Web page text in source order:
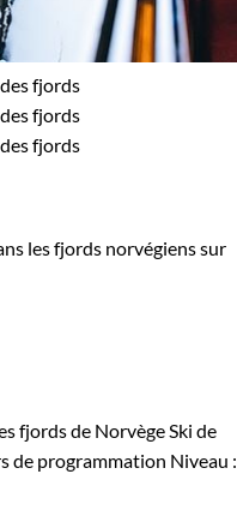
les fjords norvégiens sur
fjords de Norvège Ski de
de programmation Niveau :